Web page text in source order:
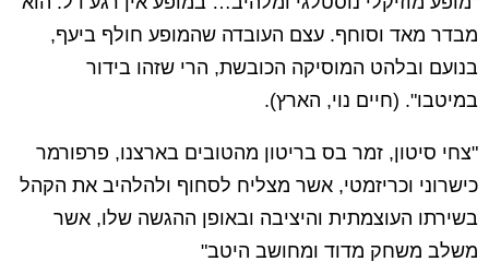
מבדר מאד וסוחף. עצם העובדה שהמופע חולף ביעף,
בנועם ובלהט המוסיקה הכובשת, הרי שזהו בידור
במיטבו". (חיים נוי, הארץ).
"צחי סיטון, זמר בס בריטון מהטובים בארצנו, פרפורמר
כישרוני וכריזמטי, אשר מצליח לסחוף ולהלהיב את הקהל
בשירתו העוצמתית והיציבה ובאופן ההגשה שלו, אשר
משלב משחק מדוד ומחושב היטב"